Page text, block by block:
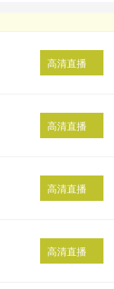
高清直播
高清直播
高清直播
高清直播